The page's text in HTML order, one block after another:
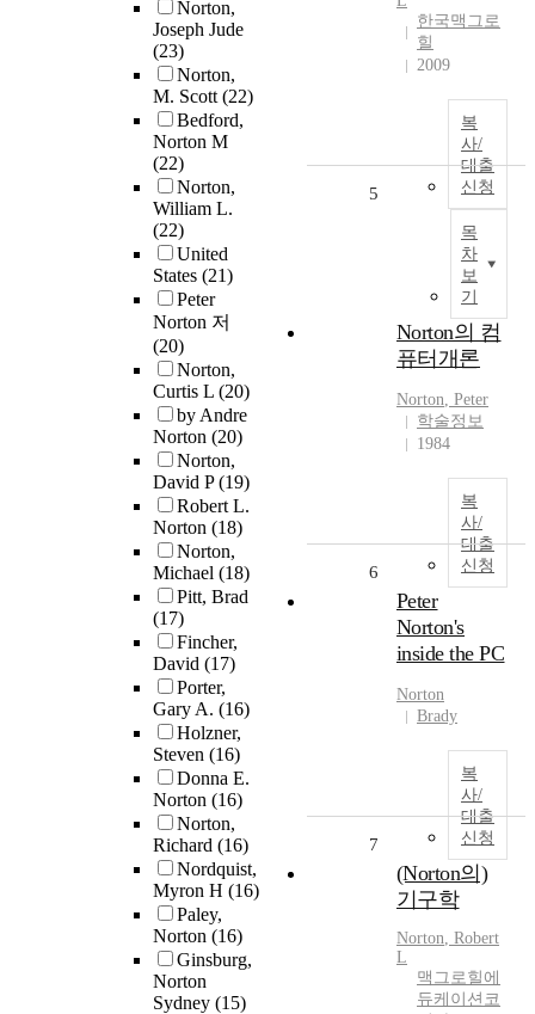
Norton,
Joseph Jude
(23)
Norton,
M. Scott(22)
Bedford,
Norton M
(22)
Norton,
William L.
(22)
United
States (21)
Peter
Norton 저
(20)
Norton,
Curtis L (20)
by Andre
Norton (20)
Norton,
David P(19)
Robert L.
Norton (18)
Norton,
Michael (18)
Pitt, Brad
(17)
Fincher,
David (17)
Porter,
Gary A. (16)
Holzner,
Steven (16)
Donna E.
Norton (16)
Norton,
Richard (16)
Nordquist,
Myron H (16)
Paley,
Norton (16)
Ginsburg,
Norton
Sydney (15)
한국맥그로
힐
2009
복
사/
대출
신청
목
차
보
기
5
Norton의 컴
퓨터개론
Norton, Peter
학술정보
1984
복
사/
대출
신청
6
Peter
Norton's
inside the PC
Norton
Brady
복
사/
대출
신청
7
(Norton의)
기구학
Norton, Robert
L
맥그로힐에
듀케이션코